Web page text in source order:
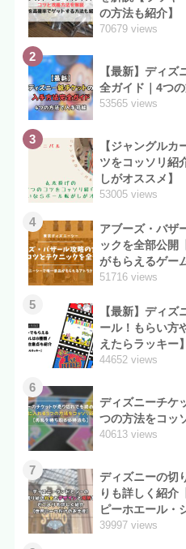
の方法も紹介】
70679 views
2
【最新】ディ
全ガイド｜4つ
53565 views
3
【ジャングル
ツをコッソリ紹
しがオススメ】
53005 views
4
アブーズ・バザ
ックを全部公開
がもらえるゲー
51716 views
5
【最新】ディ
ール！もらい方
えたらラッキー】
44652 views
6
ディズニーチケ
つの方法をコッ
40613 views
7
ディズニーの切
りも詳しく紹介
ピーホエール・
39997 views